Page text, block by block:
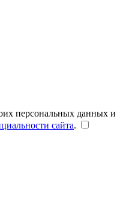
персональных данных и
сайта.